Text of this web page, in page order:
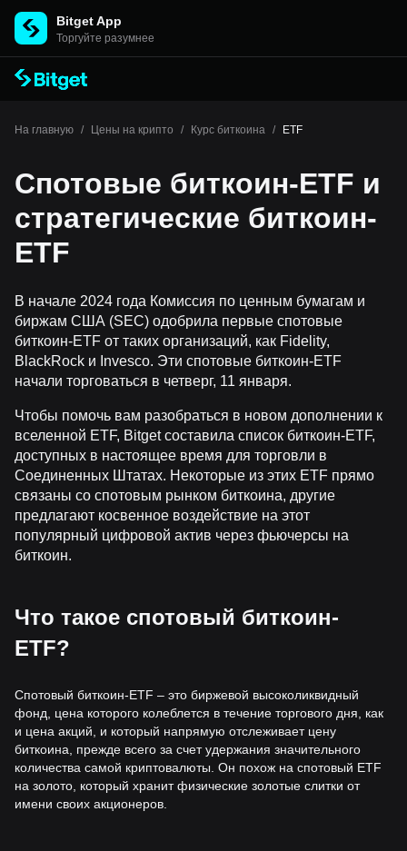
Bitget App
Торгуйте разумнее
На главную / Цены на крипто / Курс биткоина / ETF
Спотовые биткоин-ETF и
стратегические биткоин-
ETF
В начале 2024 года Комиссия по ценным бумагам и
биржам США (SEC) одобрила первые спотовые
биткоин-ETF от таких организаций, как Fidelity,
BlackRock и Invesco. Эти спотовые биткоин-ETF
начали торговаться в четверг, 11 января.
Чтобы помочь вам разобраться в новом дополнении к
вселенной ETF, Bitget составила список биткоин-ETF,
доступных в настоящее время для торговли в
Соединенных Штатах. Некоторые из этих ETF прямо
связаны со спотовым рынком биткоина, другие
предлагают косвенное воздействие на этот
популярный цифровой актив через фьючерсы на
биткоин.
Что такое спотовый биткоин-
ETF?
Спотовый биткоин-ETF – это биржевой высоколиквидный
фонд, цена которого колеблется в течение торгового дня, как
и цена акций, и который напрямую отслеживает цену
биткоина, прежде всего за счет удержания значительного
количества самой криптовалюты. Он похож на спотовый ETF
на золото, который хранит физические золотые слитки от
имени своих акционеров.